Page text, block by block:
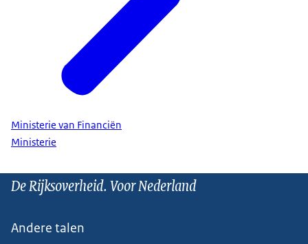
Ministerie van Financiën
Ministerie
De Rijksoverheid. Voor Nederland
Andere talen